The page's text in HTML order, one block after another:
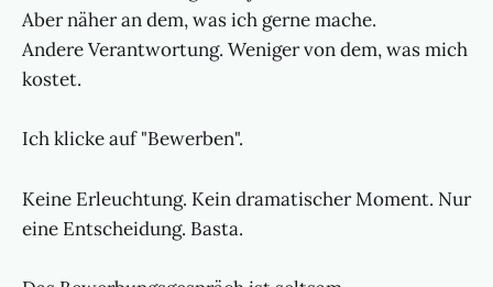
Aber näher an dem, was ich gerne mache.
Andere Verantwortung. Weniger von dem, was mich
kostet.
Ich klicke auf "Bewerben".
Keine Erleuchtung. Kein dramatischer Moment. Nur
eine Entscheidung. Basta.